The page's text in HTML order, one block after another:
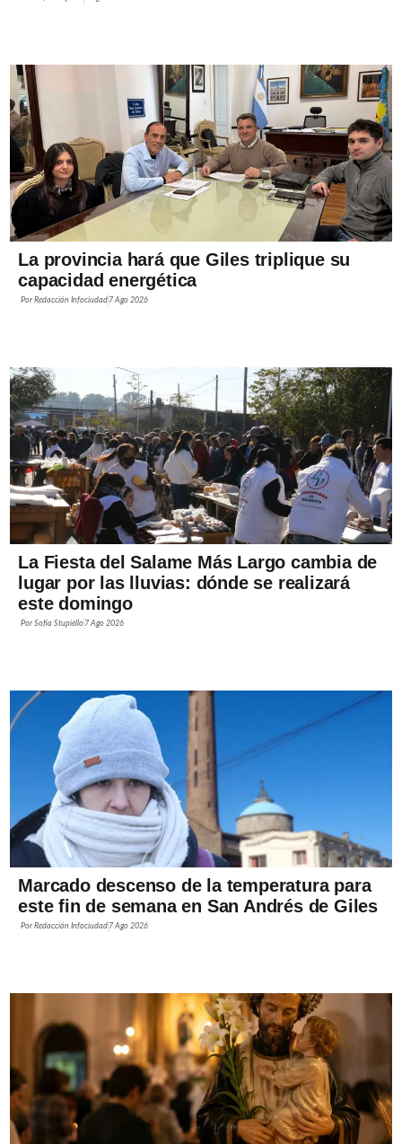
La provincia hará que Giles triplique su
capacidad energética
PorRedacción Infociudad 7 Ago 2026
La Fiesta del Salame Más Largo cambia de
lugar por las lluvias: dónde se realizará
este domingo
PorSofía Stupiello 7 Ago 2026
Marcado descenso de la temperatura para
este fin de semana en San Andrés de Giles
PorRedacción Infociudad 7 Ago 2026